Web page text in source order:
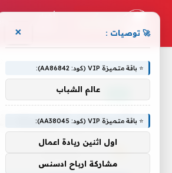
أسعار العملات اليوم الأحد 28-
🚀 توصيات : ×
⭐ باقة متميزة VIP (كود: AA86842):
عالم الشباب
⭐ باقة متميزة VIP (كود: AA38045):
اول اثنين ريادة اعمال
مشاركة ارباح ادسنس